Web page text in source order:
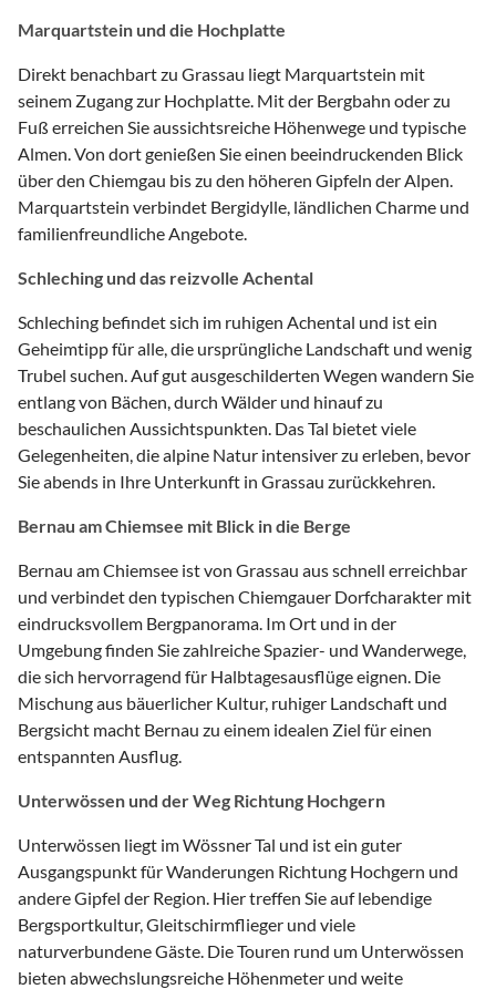
Marquartstein und die Hochplatte
Direkt benachbart zu Grassau liegt Marquartstein mit
seinem Zugang zur Hochplatte. Mit der Bergbahn oder zu
Fuß erreichen Sie aussichtsreiche Höhenwege und typische
Almen. Von dort genießen Sie einen beeindruckenden Blick
über den Chiemgau bis zu den höheren Gipfeln der Alpen.
Marquartstein verbindet Bergidylle, ländlichen Charme und
familienfreundliche Angebote.
Schleching und das reizvolle Achental
Schleching befindet sich im ruhigen Achental und ist ein
Geheimtipp für alle, die ursprüngliche Landschaft und wenig
Trubel suchen. Auf gut ausgeschilderten Wegen wandern Sie
entlang von Bächen, durch Wälder und hinauf zu
beschaulichen Aussichtspunkten. Das Tal bietet viele
Gelegenheiten, die alpine Natur intensiver zu erleben, bevor
Sie abends in Ihre Unterkunft in Grassau zurückkehren.
Bernau am Chiemsee mit Blick in die Berge
Bernau am Chiemsee ist von Grassau aus schnell erreichbar
und verbindet den typischen Chiemgauer Dorfcharakter mit
eindrucksvollem Bergpanorama. Im Ort und in der
Umgebung finden Sie zahlreiche Spazier- und Wanderwege,
die sich hervorragend für Halbtagesausflüge eignen. Die
Mischung aus bäuerlicher Kultur, ruhiger Landschaft und
Bergsicht macht Bernau zu einem idealen Ziel für einen
entspannten Ausflug.
Unterwössen und der Weg Richtung Hochgern
Unterwössen liegt im Wössner Tal und ist ein guter
Ausgangspunkt für Wanderungen Richtung Hochgern und
andere Gipfel der Region. Hier treffen Sie auf lebendige
Bergsportkultur, Gleitschirmflieger und viele
naturverbundene Gäste. Die Touren rund um Unterwössen
bieten abwechslungsreiche Höhenmeter und weite